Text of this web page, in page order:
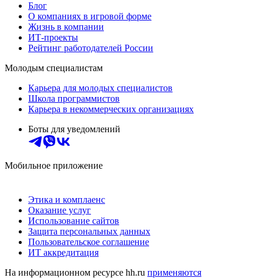
Блог
О компаниях в игровой форме
Жизнь в компании
ИТ-проекты
Рейтинг работодателей России
Молодым специалистам
Карьера для молодых специалистов
Школа программистов
Карьера в некоммерческих организациях
Боты для уведомлений
Мобильное приложение
Этика и комплаенс
Оказание услуг
Использование сайтов
Защита персональных данных
Пользовательское соглашение
ИТ аккредитация
На информационном ресурсе hh.ru применяются